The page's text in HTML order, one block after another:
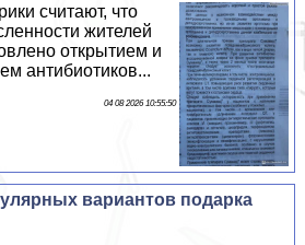
считают, что
жителей
открытием и
антибиотиков...
04 08 2026 10:55:50
вариантов подарка